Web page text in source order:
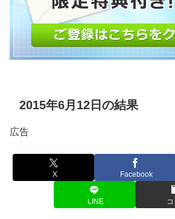
2015年6月12日の結果
広告
X Facebook
LINE